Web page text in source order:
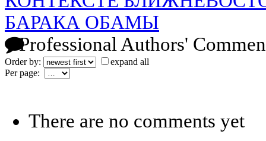
БАРАКА ОБАМЫ
Professional Authors'
Order by:
expand all
Per page:
There are no comments yet